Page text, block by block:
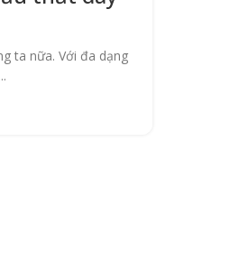
ta nữa. Với đa dạng